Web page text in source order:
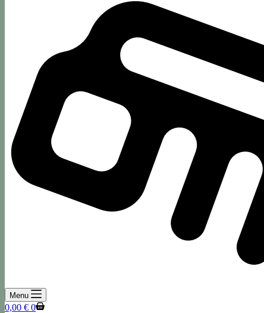
Menu
Shopping
0,00 € 0